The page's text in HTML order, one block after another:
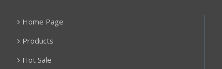
Home Page
Products
Hot Sale